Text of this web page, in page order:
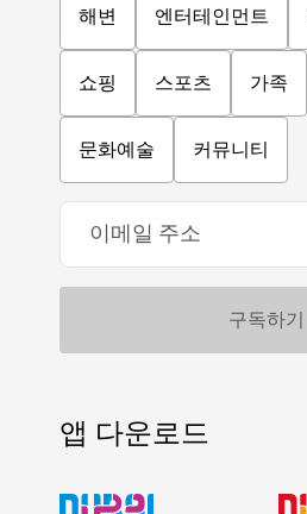
해변 엔터테인먼트
쇼핑 스포츠 가족
문화예술 커뮤니티
앱 다운로드